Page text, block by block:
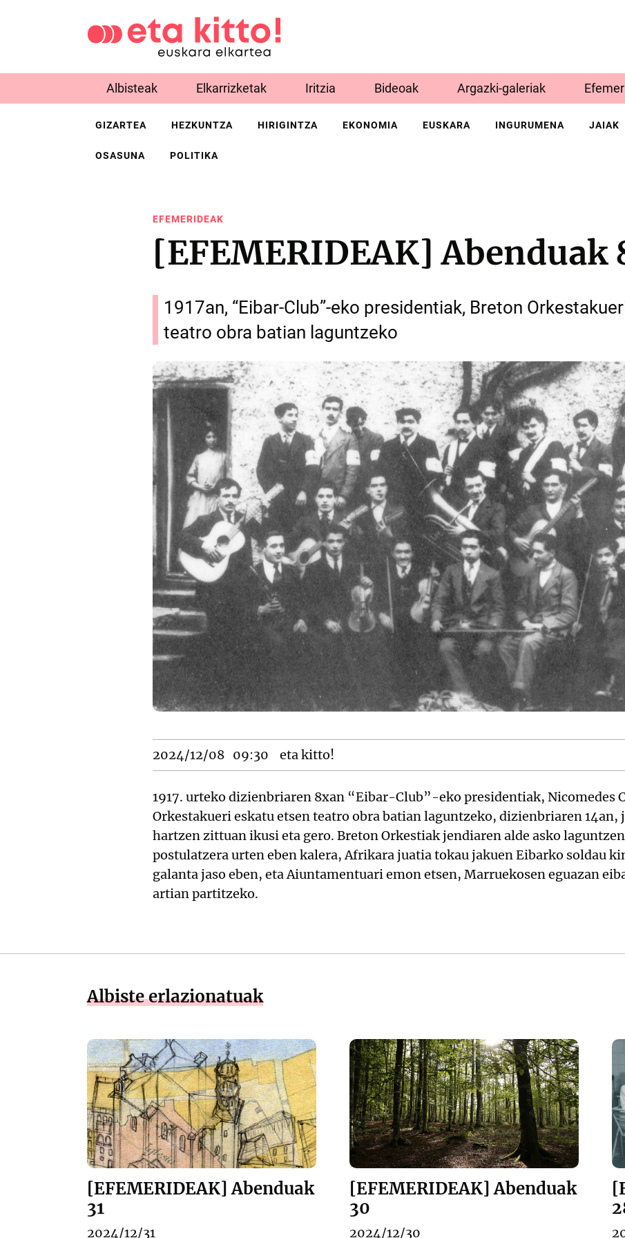
Albisteak Elkarrizketak Iritzia Bideoak Argazki-galeriak
GIZARTEA HEZKUNTZA HIRIGINTZA EKONOMIA EUSKARA INGURUMENA JAIAK
OSASUNA POLITIKA
EFEMERIDEAK
[EFEMERIDEAK] Abenduak
1917an, “Eibar-Club”-eko presidentiak, Breton
teatro obra batian laguntzeko
2024/12/08 09:30 eta kitto!
1917. urteko dizienbriaren 8xan “Eibar-Club”-eko presidentiak, Nicomedes
Orkestakueri eskatu etsen teatro obra batian laguntzeko, dizienbriaren 14an,
hartzen zittuan ikusi eta gero. Breton Orkestiak jendiaren alde asko
postulatzera urten eben kalera, Afrikara juatia tokau jakuen Eibarko soldau
galanta jaso eben, eta Aiuntamentuari emon etsen, Marruekosen eguazan
artian partitzeko.
Albiste erlazionatuak
[EFEMERIDEAK] Abenduak
31
2024/12/31
[EFEMERIDEAK] Abenduak
30
2024/12/30